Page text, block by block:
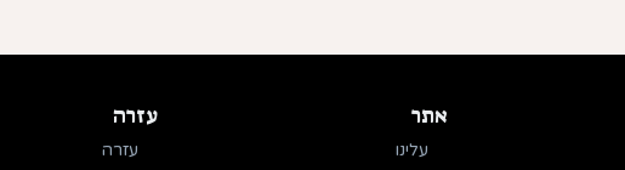
אתר
עלינו
עזרה
עזרה